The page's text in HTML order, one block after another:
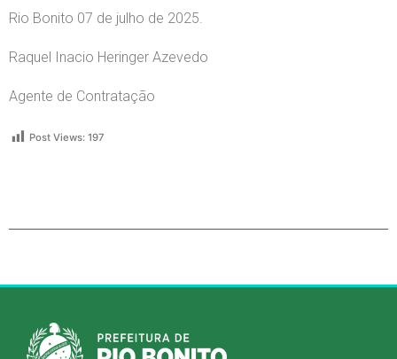
Rio Bonito 07 de julho de 2025.
Raquel Inacio Heringer Azevedo
Agente de Contratação
Post Views: 197